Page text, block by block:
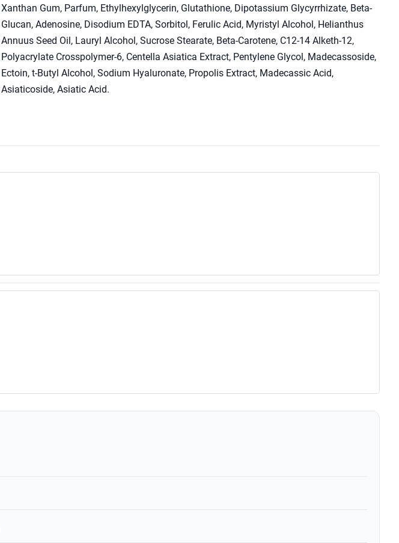
Xanthan Gum, Parfum, Ethylhexylglycerin, Glutathione, Dipotassium Glycyrrhizate, Beta-
Glucan, Adenosine, Disodium EDTA, Sorbitol, Ferulic Acid, Myristyl Alcohol, Helianthus
Annuus Seed Oil, Lauryl Alcohol, Sucrose Stearate, Beta-Carotene, C12-14 Alketh-12,
Polyacrylate Crosspolymer-6, Centella Asiatica Extract, Pentylene Glycol, Madecassoside,
Ectoin, t-Butyl Alcohol, Sodium Hyaluronate, Propolis Extract, Madecassic Acid,
Asiaticoside, Asiatic Acid.